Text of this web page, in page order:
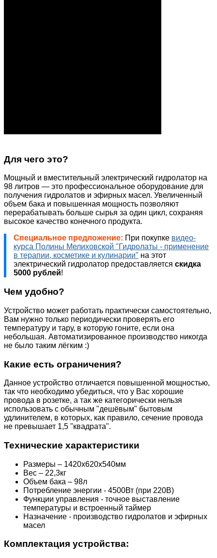
Для чего это?
Мощный и вместительный электрический гидролатор на
98 литров — это профессиональное оборудование для
получения гидролатов и эфирных масел. Увеличенный
объем бака и повышенная мощность позволяют
перерабатывать больше сырья за один цикл, сохраняя
высокое качество конечного продукта.
Специальное предложение: При покупке видео-
курса Полины Мелиховской "Гидролаты - применение
в терапии, косметике и кулинарии" на этот
электрический гидролатор предоставляется скидка
5000 рублей!
Чем удобно?
Устройство может работать практически самостоятельно,
Вам нужно только периодически проверять его
температуру и тару, в которую гоните, если она
небольшая. Автоматизированное производство никогда
не было таким лёгким :)
Какие есть ограничения?
Данное устройство отличается повышенной мощностью,
так что необходимо убедиться, что у Вас хорошие
провода в розетке, а так же категорически нельзя
использовать с обычным "дешёвым" бытовым
удлинителем, в которых, как правило, сечение провода
не превышает 1,5 "квадрата".
Технические характеристики
Размеры – 1420х620х540мм
Вес – 22,3кг
Объем бака – 98л
Потребление энергии - 4500Вт (при 220В)
Функции управления - точное выставление
температуры и встроенный таймер
Назначение - производство гидролатов и эфирных
масел
Комплектация устройства: